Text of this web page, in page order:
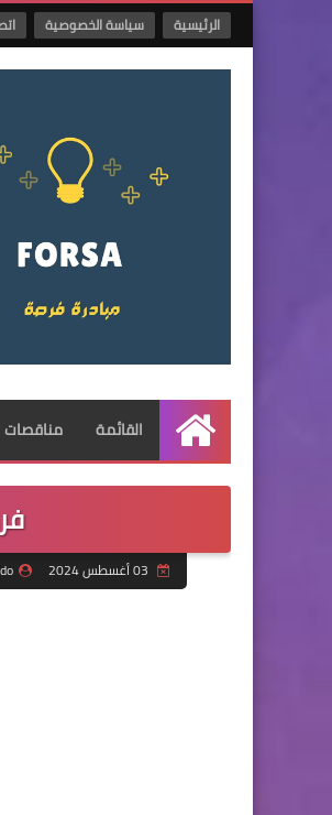
الرئيسية سياسة الخصوصية
الرئيسية
القائمة مناقصات